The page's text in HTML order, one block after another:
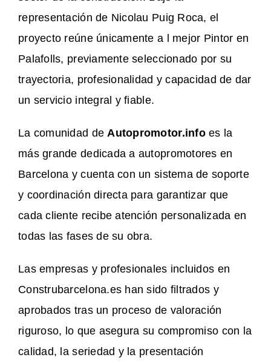
representación de Nicolau Puig Roca, el
proyecto reúne únicamente a l mejor Pintor en
Palafolls, previamente seleccionado por su
trayectoria, profesionalidad y capacidad de dar
un servicio integral y fiable.
La comunidad deAutopromotor.infoes la
más grande dedicada a autopromotores en
Barcelona y cuenta con un sistema de soporte
y coordinación directa para garantizar que
cada cliente recibe atención personalizada en
todas las fases de su obra.
Las empresas y profesionales incluidos en
Construbarcelona.es han sido filtrados y
aprobados tras un proceso de valoración
riguroso, lo que asegura su compromiso con la
calidad, la seriedad y la presentación